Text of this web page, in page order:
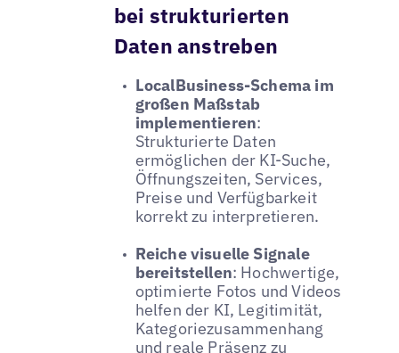
bei strukturierten
Daten anstreben
LocalBusiness-Schema im
großen Maßstab
implementieren:
Strukturierte Daten
ermöglichen der KI-Suche,
Öffnungszeiten, Services,
Preise und Verfügbarkeit
korrekt zu interpretieren.
Reiche visuelle Signale
bereitstellen: Hochwertige,
optimierte Fotos und Videos
helfen der KI, Legitimität,
Kategoriezusammenhang
und reale Präsenz zu